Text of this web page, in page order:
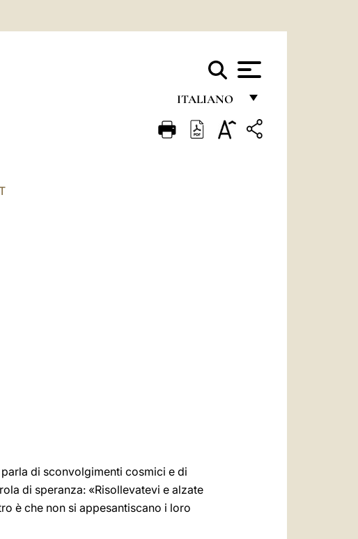
ITALIANO
FRANÇAIS
di sconvolgimenti cosmici e di
di speranza: «Risollevatevi e alzate
è che non si appesantiscano i loro